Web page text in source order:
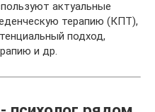
актуальные
терапию (КПТ),
подход,
и др.